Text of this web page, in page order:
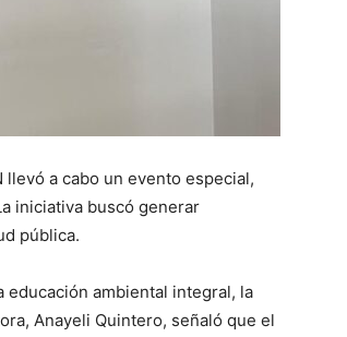
a cabo un evento especial,
iniciativa buscó generar
pública.
educación ambiental integral, la
Anayeli Quintero, señaló que el